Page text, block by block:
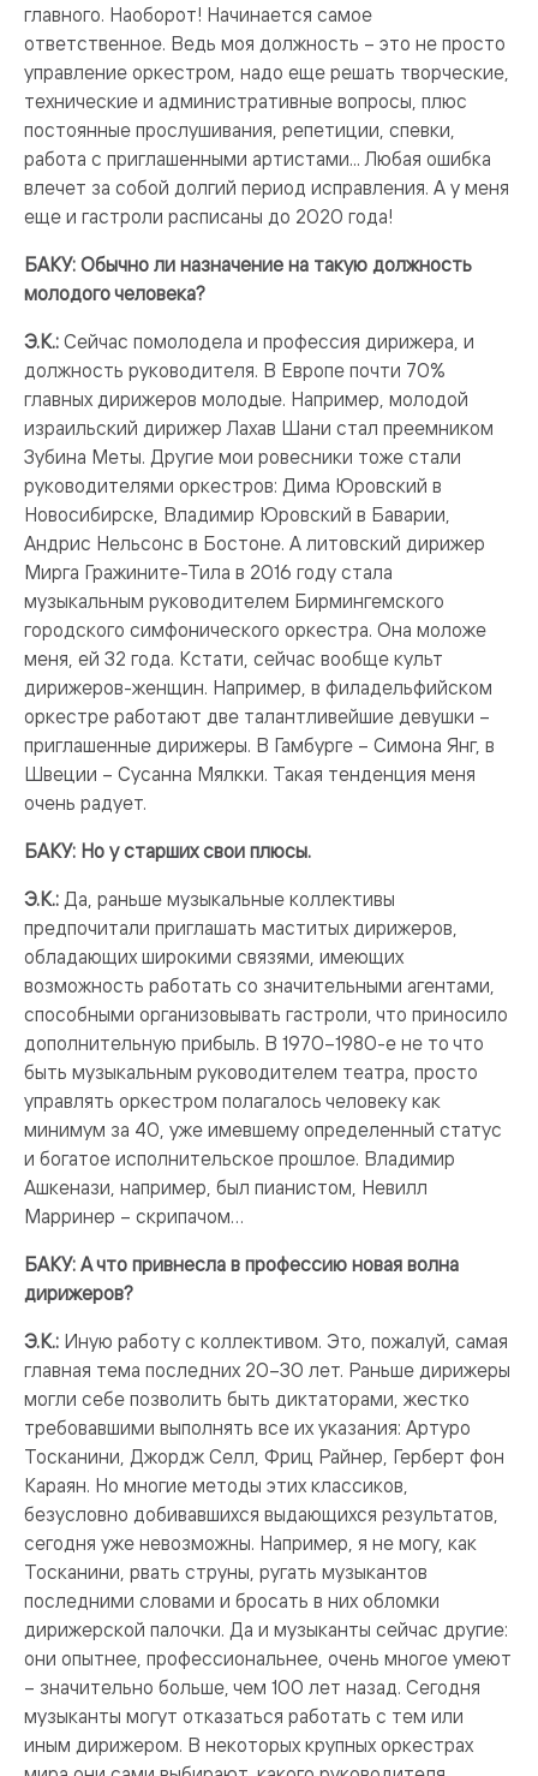
главного. Наоборот! Начинается самое
ответственное. Ведь моя должность – это не просто
управление оркестром, надо еще решать творческие,
технические и административные вопросы, плюс
постоянные прослушивания, репетиции, спевки,
работа с приглашенными артистами... Любая ошибка
влечет за собой долгий период исправления. А у меня
еще и гастроли расписаны до 2020 года!
БАКУ: Обычно ли назначение на такую должность
молодого человека?
Э.К.: Сейчас помолодела и профессия дирижера, и
должность руководителя. В Европе почти 70%
главных дирижеров молодые. Например, молодой
израильский дирижер Лахав Шани стал преемником
Зубина Меты. Другие мои ровесники тоже стали
руководителями оркестров: Дима Юровский в
Новосибирске, Владимир Юровский в Баварии,
Андрис Нельсонс в Бостоне. А литовский дирижер
Мирга Гражините-Тила в 2016 году стала
музыкальным руководителем Бирмингемского
городского симфонического оркестра. Она моложе
меня, ей 32 года. Кстати, сейчас вообще культ
дирижеров-женщин. Например, в филадельфийском
оркестре работают две талантливейшие девушки –
приглашенные дирижеры. В Гамбурге – Симона Янг, в
Швеции – Сусанна Мялкки. Такая тенденция меня
очень радует.
БАКУ: Но у старших свои плюсы.
Э.К.: Да, раньше музыкальные коллективы
предпочитали приглашать маститых дирижеров,
обладающих широкими связями, имеющих
возможность работать со значительными агентами,
способными организовывать гастроли, что приносило
дополнительную прибыль. В 1970–1980-е не то что
быть музыкальным руководителем театра, просто
управлять оркестром полагалось человеку как
минимум за 40, уже имевшему определенный статус
и богатое исполнительское прошлое. Владимир
Ашкенази, например, был пианистом, Невилл
Марринер – скрипачом…
БАКУ: А что привнесла в профессию новая волна
дирижеров?
Э.К.: Иную работу с коллективом. Это, пожалуй, самая
главная тема последних 20–30 лет. Раньше дирижеры
могли себе позволить быть диктаторами, жестко
требовавшими выполнять все их указания: Артуро
Тосканини, Джордж Селл, Фриц Райнер, Герберт фон
Караян. Но многие методы этих классиков,
безусловно добивавшихся выдающихся результатов,
сегодня уже невозможны. Например, я не могу, как
Тосканини, рвать струны, ругать музыкантов
последними словами и бросать в них обломки
дирижерской палочки. Да и музыканты сейчас другие:
они опытнее, профессиональнее, очень многое умеют
– значительно больше, чем 100 лет назад. Сегодня
музыканты могут отказаться работать с тем или
иным дирижером. В некоторых крупных оркестрах